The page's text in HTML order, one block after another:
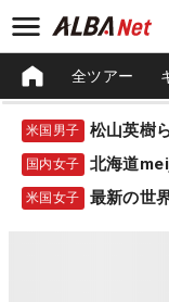
全ツアー
米国男子
国内女子 北海道
米国女子 最新の世